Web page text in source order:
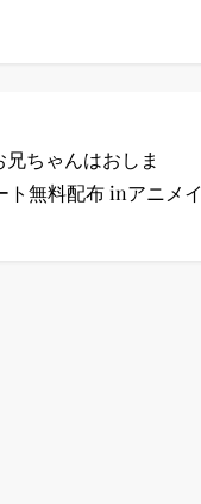
兄ちゃんはおしま
ト無料配布 inアニメイ